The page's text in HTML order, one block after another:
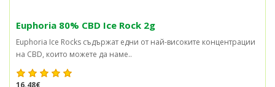
Euphoria 80% CBD Ice Rock 2g
Euphoria Ice Rocks съдържат едни от най-високите концентрации
на CBD, които можете да наме..